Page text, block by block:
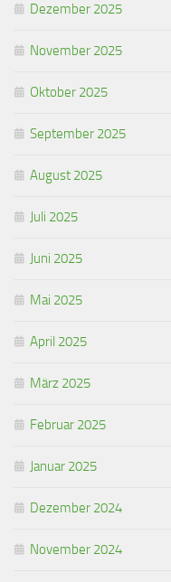
Dezember 2025
November 2025
Oktober 2025
September 2025
August 2025
Juli 2025
Juni 2025
Mai 2025
April 2025
März 2025
Februar 2025
Januar 2025
Dezember 2024
November 2024